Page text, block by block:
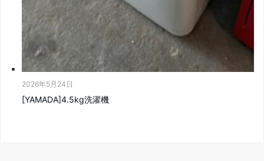
2026年5月24日
[YAMADA]4.5kg洗濯機